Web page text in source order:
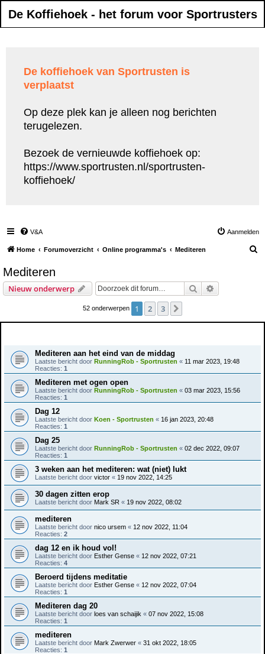
De Koffiehoek - het forum voor Sportrusters
De koffiehoek van Sportrusten is
verplaatst
Op deze plek kan je alleen nog berichten
terugelezen.
Bezoek de vernieuwde koffiehoek op:
https://www.sportrusten.nl/sportrusten-
koffiehoek/
V&A Aanmelden
Home Forumoverzicht Online programma's Mediteren
Mediteren
Nieuw onderwerp Zoek
52 onderwerpen 1 2 3
Mediteren aan het eind van de middag
Laatste bericht door RunningRob - Sportrusten « 11 mar 2023, 19:48
Reacties: 1
Mediteren met ogen open
Laatste bericht door RunningRob - Sportrusten « 03 mar 2023, 15:56
Reacties: 1
Dag 12
Laatste bericht door Koen - Sportrusten « 16 jan 2023, 20:48
Reacties: 1
Dag 25
Laatste bericht door RunningRob - Sportrusten « 02 dec 2022, 09:07
Reacties: 1
3 weken aan het mediteren: wat (niet) lukt
Laatste bericht door victor « 19 nov 2022, 14:25
30 dagen zitten erop
Laatste bericht door Mark SR « 19 nov 2022, 08:02
mediteren
Laatste bericht door nico ursem « 12 nov 2022, 11:04
Reacties: 2
dag 12 en ik houd vol!
Laatste bericht door Esther Gense « 12 nov 2022, 07:21
Reacties: 4
Beroerd tijdens meditatie
Laatste bericht door Esther Gense « 12 nov 2022, 07:04
Reacties: 1
Mediteren dag 20
Laatste bericht door loes van schaijik « 07 nov 2022, 15:08
Reacties: 1
mediteren
Laatste bericht door Mark Zwerwer « 31 okt 2022, 18:05
Reacties: 1